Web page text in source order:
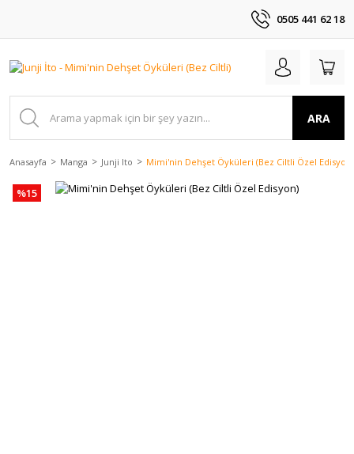
0505 441 62 18
ARA
Anasayfa Manga Junji Ito Mimi'nin Dehşet Öyküleri (Bez Ciltli Özel Edisyon)
%15